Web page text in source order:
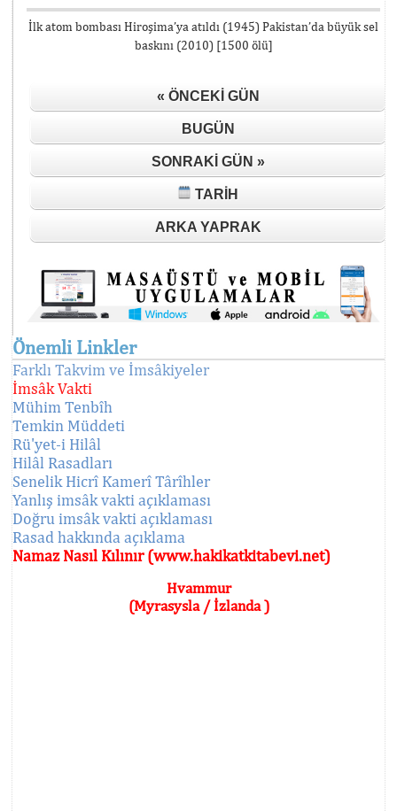
İlk atom bombası Hiroşima’ya atıldı (1945) Pakistan’da büyük sel
baskını (2010) [1500 ölü]
« ÖNCEKI GÜN
BUGÜN
SONRAKI GÜN »
TARIH
ARKA YAPRAK
Önemli Linkler
Farklı Takvim ve İmsâkiyeler
İmsâk Vakti
Mühim Tenbîh
Temkin Müddeti
Rü'yet-i Hilâl
Hilâl Rasadları
Senelik Hicrî Kamerî Târîhler
Yanlış imsâk vakti açıklaması
Doğru imsâk vakti açıklaması
Rasad hakkında açıklama
Namaz Nasıl Kılınır (www.hakikatkitabevi.net)
Hvammur
(Myrasysla / İzlanda )